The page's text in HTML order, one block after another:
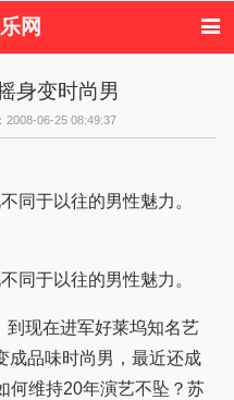
网
韩国娱乐
影视新闻
身变时尚男
2008-06-25 08:49:37
同于以往的男性魅力。
同于以往的男性魅力。
到现在进军好莱坞知名艺
成品味时尚男，最近还成
何维持20年演艺不坠？苏